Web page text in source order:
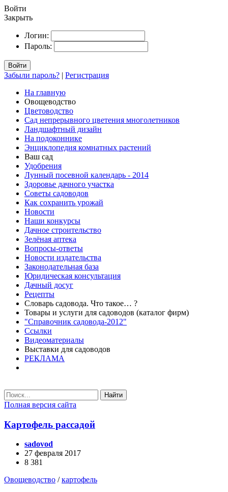
Войти
Закрыть
Логин:
Пароль:
Войти
Забыли пароль? | Регистрация
На главную
Овощеводство
Цветоводство
Сад непрерывного цветения многолетников
Ландшафтный дизайн
На подоконнике
Энциклопедия комнатных растений
Ваш сад
Удобрения
Лунный посевной календарь - 2014
Здоровье дачного участка
Советы садоводов
Как сохранить урожай
Новости
Наши конкурсы
Дачное строительство
Зелёная аптека
Вопросы-ответы
Новости издательства
Законодательная база
Юридическая консультация
Дачный досуг
Рецепты
Словарь садовода. Что такое… ?
Товары и услуги для садоводов (каталог фирм)
"Справочник садовода-2012"
Ссылки
Видеоматериалы
Выставки для садоводов
РЕКЛАМА
Найти
Полная версия сайта
Картофель рассадой
sadovod
27 февраля 2017
8 381
Овощеводство /картофель